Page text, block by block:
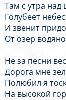
Там с утра
Голубеет
И звенит
От озер
Не за песни
Дорога мне
Полюбил я
На высокой